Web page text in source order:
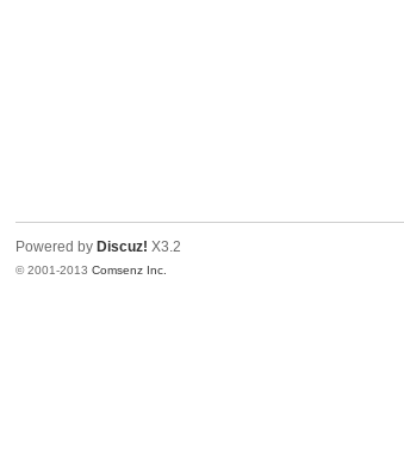
Powered by Discuz! X3.2
© 2001-2013Comsenz Inc.